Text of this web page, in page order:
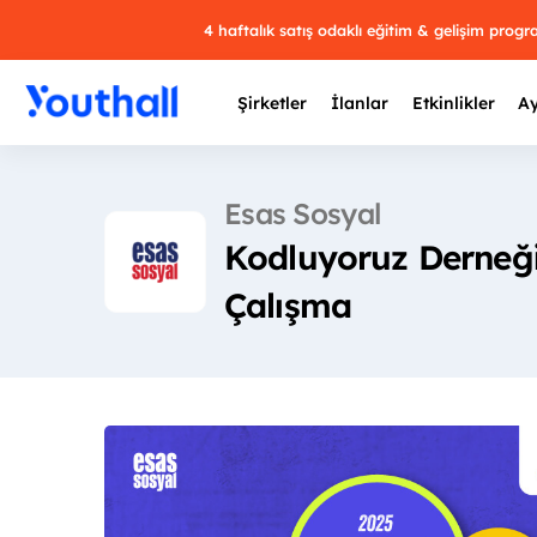
4 haftalık satış odaklı eğitim & gelişim
Şirketler İlanlar Etkinlikler
Esas Sosyal
Kodluyoruz
Çalışma